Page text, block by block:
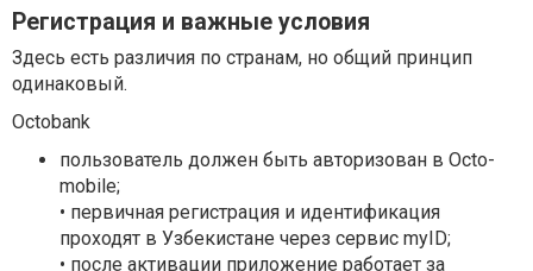
Регистрация и важные условия
Здесь есть различия по странам, но общий принцип
одинаковый.
Octobank
пользователь должен быть авторизован в Octo-
mobile;
• первичная регистрация и идентификация
проходят в Узбекистане через сервис myID;
• после активации приложение работает за